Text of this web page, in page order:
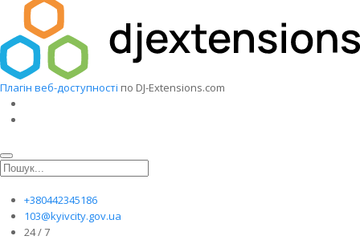
Плагін веб-доступності по DJ-Extensions.com
+380442345186
103@kyivcity.gov.ua
24 / 7